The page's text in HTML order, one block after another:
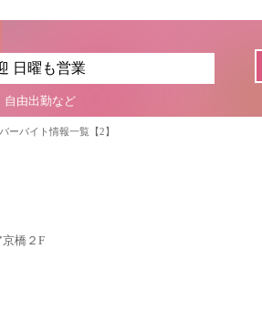
自由出勤など
ーバイト情報一覧【2】
橋２F